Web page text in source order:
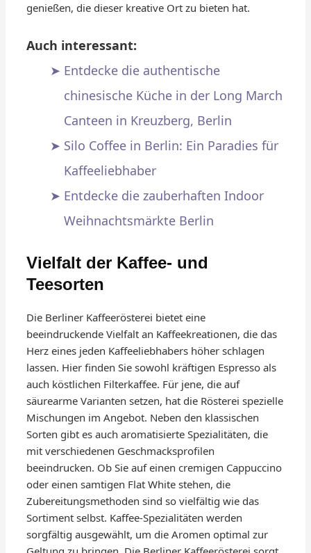
genießen, die dieser kreative Ort zu bieten hat.
Auch interessant:
Entdecke die authentische
chinesische Küche in der Long March
Canteen in Kreuzberg, Berlin
Silo Coffee in Berlin: Ein Paradies für
Kaffeeliebhaber
Entdecke die zauberhaften Indoor
Weihnachtsmärkte Berlin
Vielfalt der Kaffee- und
Teesorten
Die Berliner Kaffeerösterei bietet eine
beeindruckende Vielfalt an Kaffeekreationen, die das
Herz eines jeden Kaffeeliebhabers höher schlagen
lassen. Hier finden Sie sowohl kräftigen Espresso als
auch köstlichen Filterkaffee. Für jene, die auf
säurearme Varianten setzen, hat die Rösterei spezielle
Mischungen im Angebot. Neben den klassischen
Sorten gibt es auch aromatisierte Spezialitäten, die
mit verschiedenen Geschmacksprofilen
beeindrucken. Ob Sie auf einen cremigen Cappuccino
oder einen samtigen Flat White stehen, die
Zubereitungsmethoden sind so vielfältig wie das
Sortiment selbst. Kaffee-Spezialitäten werden
sorgfältig ausgewählt, um die Aromen optimal zur